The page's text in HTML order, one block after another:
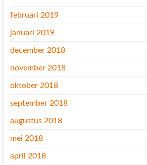
februari 2019
januari 2019
december 2018
november 2018
oktober 2018
september 2018
augustus 2018
mei 2018
april 2018